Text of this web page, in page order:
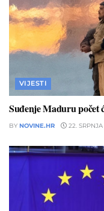
VIJESTI
Suđenje Maduru počet
BY NOVINE.HR 22.